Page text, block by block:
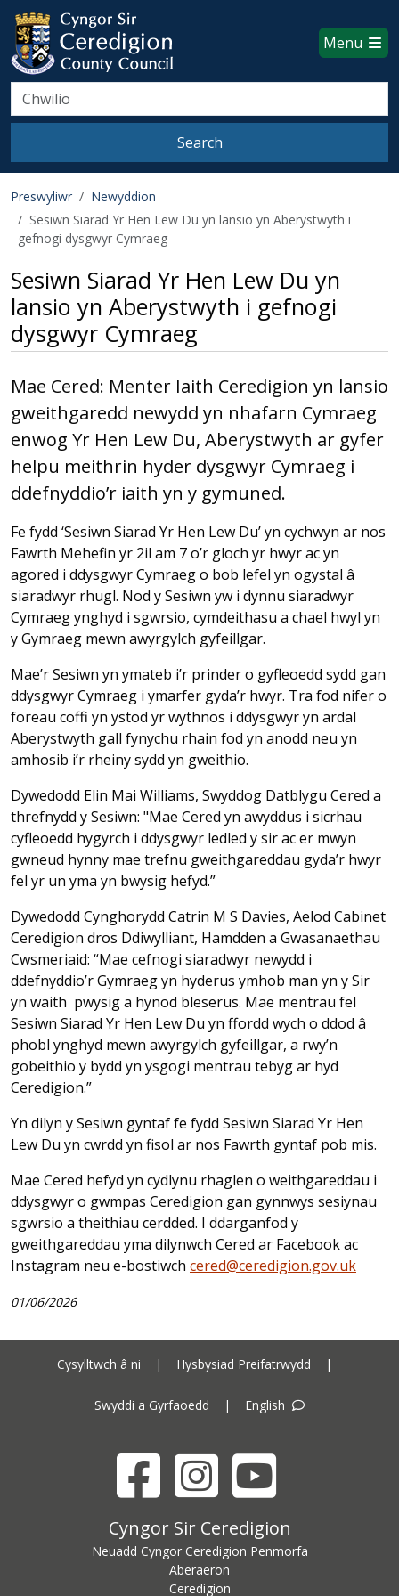
Skip to main content
Ceredigion County Council
Menu
Search
Search
Preswyliwr
Newyddion
Sesiwn Siarad Yr Hen Lew Du yn lansio yn Aberystwyth i
gefnogi dysgwyr Cymraeg
Sesiwn Siarad Yr Hen Lew Du yn
lansio yn Aberystwyth i gefnogi
dysgwyr Cymraeg
Mae Cered: Menter Iaith Ceredigion yn lansio
gweithgaredd newydd yn nhafarn Cymraeg
enwog Yr Hen Lew Du, Aberystwyth ar gyfer
helpu meithrin hyder dysgwyr Cymraeg i
ddefnyddio’r iaith yn y gymuned.
Fe fydd ‘Sesiwn Siarad Yr Hen Lew Du’ yn cychwyn ar nos
Fawrth Mehefin yr 2il am 7 o’r gloch yr hwyr ac yn
agored i ddysgwyr Cymraeg o bob lefel yn ogystal â
siaradwyr rhugl. Nod y Sesiwn yw i dynnu siaradwyr
Cymraeg ynghyd i sgwrsio, cymdeithasu a chael hwyl yn
y Gymraeg mewn awyrgylch gyfeillgar.
Mae’r Sesiwn yn ymateb i’r prinder o gyfleoedd sydd gan
ddysgwyr Cymraeg i ymarfer gyda’r hwyr. Tra fod nifer o
foreau coffi yn ystod yr wythnos i ddysgwyr yn ardal
Aberystwyth gall fynychu rhain fod yn anodd neu yn
amhosib i’r rheiny sydd yn gweithio.
Dywedodd Elin Mai Williams, Swyddog Datblygu Cered a
threfnydd y Sesiwn: "Mae Cered yn awyddus i sicrhau
cyfleoedd hygyrch i ddysgwyr ledled y sir ac er mwyn
gwneud hynny mae trefnu gweithgareddau gyda’r hwyr
fel yr un yma yn bwysig hefyd.”
Dywedodd Cynghorydd Catrin M S Davies, Aelod Cabinet
Ceredigion dros Ddiwylliant, Hamdden a Gwasanaethau
Cwsmeriaid: “Mae cefnogi siaradwyr newydd i
ddefnyddio’r Gymraeg yn hyderus ymhob man yn y Sir
yn waith pwysig a hynod bleserus. Mae mentrau fel
Sesiwn Siarad Yr Hen Lew Du yn ffordd wych o ddod â
phobl ynghyd mewn awyrgylch gyfeillgar, a rwy’n
gobeithio y bydd yn ysgogi mentrau tebyg ar hyd
Ceredigion.”
Yn dilyn y Sesiwn gyntaf fe fydd Sesiwn Siarad Yr Hen
Lew Du yn cwrdd yn fisol ar nos Fawrth gyntaf pob mis.
Mae Cered hefyd yn cydlynu rhaglen o weithgareddau i
ddysgwyr o gwmpas Ceredigion gan gynnwys sesiynau
sgwrsio a theithiau cerdded. I ddarganfod y
gweithgareddau yma dilynwch Cered ar Facebook ac
Instagram neu e-bostiwch cered@ceredigion.gov.uk
01/06/2026
Cysylltwch â ni | Hysbysiad Preifatrwydd |
Swyddi a Gyrfaoedd | English
FacebookInstagramYouTube
Cyngor Sir Ceredigion addressCyngor Sir Ceredigion
Neuadd Cyngor Ceredigion Penmorfa
Aberaeron
Ceredigion